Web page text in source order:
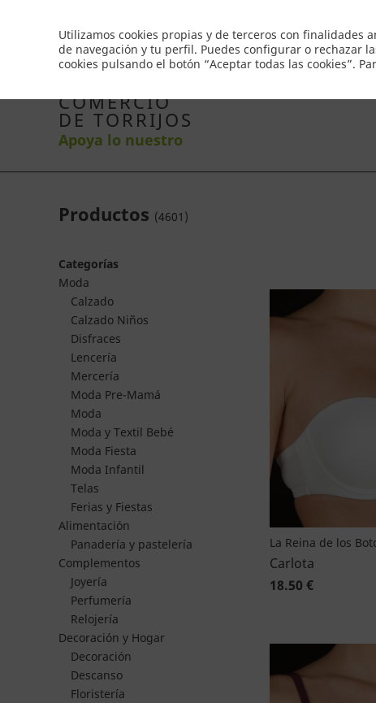
Utilizamos cookies propias y de terceros con
de navegación y tu perfil. Puedes configurar o rechazar
cookies pulsando el botón “Aceptar todas las cookies”.
Inicio Productos Comercios Ofertas
COMERCIO
DE TORRIJOS
Apoya lo nuestro
Productos (4601 )
Categorías
Moda
Calzado
Calzado Niños
Disfraces
Lencería
Mercería
Moda Pre-Mamá
Moda
Moda y Textil Bebé
Moda Fiesta
Moda Infantil
Telas
Ferias y Fiestas
Alimentación
Panadería y pastelería
Complementos
Joyería
Perfumería
Relojería
Decoración y Hogar
Decoración
Descanso
Floristería
La Reina de los
Carlota
18.50 €